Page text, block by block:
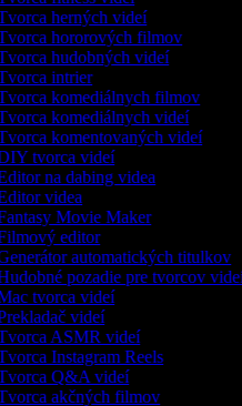
herných videí
hororových filmov
hudobných videí
intrier
komediálnych filmov
komediálnych videí
komentovaných videí
tvorca videí
na dabing videa
videa
Movie Maker
editor
automatických titulkov
pozadie pre tvorcov videí
tvorca videí
videí
ASMR videí
Instagram Reels
Q&A videí
akčných filmov